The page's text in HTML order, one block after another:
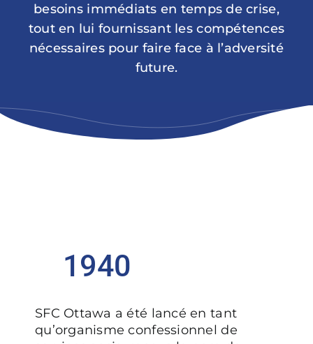
besoins immédiats en temps de crise,
tout en lui fournissant les compétences
nécessaires pour faire face à l’adversité
future.
1940
SFC Ottawa a été lancé en tant
qu’organisme confessionnel de